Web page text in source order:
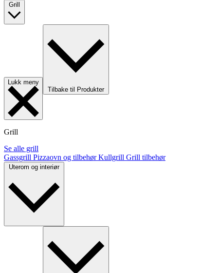
Lukk meny
Tilbake til Produkter
Grill
Se alle grill
Gassgrill Pizzaovn og tilbehørKullgrill Grill tilbehør
Uterom og interiør